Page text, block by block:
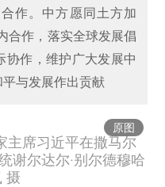
作。中方愿同土方加
合作，落实全球发展倡
协作，维护广大发展中
与发展作出贡献
原图
主席习近平在撒马尔
谢尔达尔·别尔德穆哈
摄